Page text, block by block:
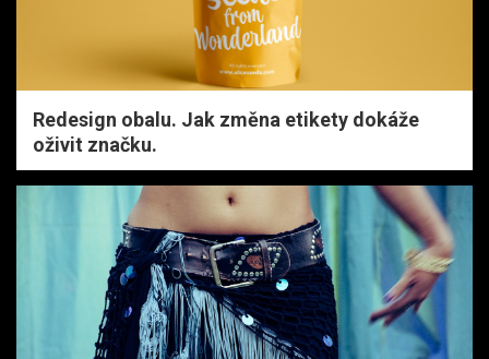
Redesign obalu. Jak změna etikety dokáže
oživit značku.